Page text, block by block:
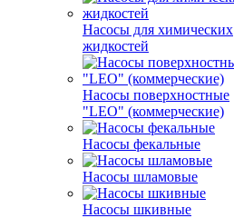
Насосы для химических
жидкостей
Насосы поверхностные
"LEO" (коммерческие)
Насосы фекальные
Насосы шламовые
Насосы шкивные